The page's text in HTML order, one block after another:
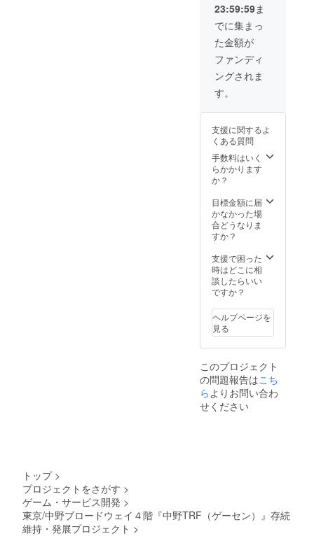
実行は当店主導
になるので、支
援金額以外の経
費・費用は掛か
りません「有効
期限：2021年12
月〜2022年12
月」
23:59:59ま
でに集まっ
た金額が
ファンディ
ングされま
す。
支援に関するよ
くある質問
手数料はいく
らかかります
か？
目標金額に届
かなかった場
合どうなりま
すか？
支援で困った
時はどこに相
談したらいい
ですか？
ヘルプページを
見る
このプロジェクト
の問題報告はこち
ら よりお問い合わ
せください
トップ >
プロジェクトをさがす >
ゲーム・サービス開発 >
東京/中野ブロードウェイ４階『中野TRF（ゲーセン）』存続
維持・発展プロジェクト >